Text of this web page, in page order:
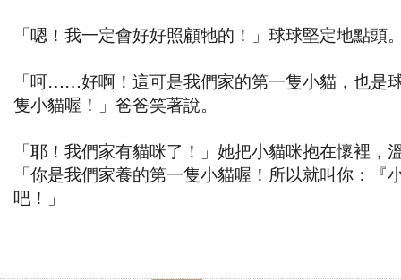
「嗯！我一定會好好照顧牠的！」球球堅定地點頭
「呵……好啊！這可是我們家的第一隻小貓，也是
隻小貓喔！」爸爸笑著說。
「耶！我們家有貓咪了！」她把小貓咪抱在懷裡，
「你是我們家養的第一隻小貓喔！所以就叫你：『
吧！」